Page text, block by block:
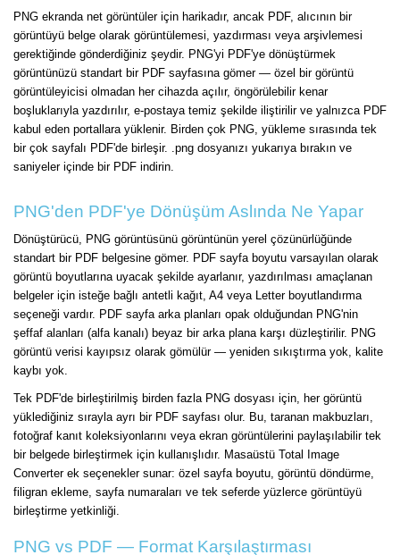
PNG ekranda net görüntüler için harikadır, ancak PDF, alıcının bir
görüntüyü belge olarak görüntülemesi, yazdırması veya arşivlemesi
gerektiğinde gönderdiğiniz şeydir. PNG'yi PDF'ye dönüştürmek
görüntünüzü standart bir PDF sayfasına gömer — özel bir görüntü
görüntüleyicisi olmadan her cihazda açılır, öngörülebilir kenar
boşluklarıyla yazdırılır, e-postaya temiz şekilde iliştirilir ve yalnızca PDF
kabul eden portallara yüklenir. Birden çok PNG, yükleme sırasında tek
bir çok sayfalı PDF'de birleşir. .png dosyanızı yukarıya bırakın ve
saniyeler içinde bir PDF indirin.
PNG'den PDF'ye Dönüşüm Aslında Ne Yapar
Dönüştürücü, PNG görüntüsünü görüntünün yerel çözünürlüğünde
standart bir PDF belgesine gömer. PDF sayfa boyutu varsayılan olarak
görüntü boyutlarına uyacak şekilde ayarlanır, yazdırılması amaçlanan
belgeler için isteğe bağlı antetli kağıt, A4 veya Letter boyutlandırma
seçeneği vardır. PDF sayfa arka planları opak olduğundan PNG'nin
şeffaf alanları (alfa kanalı) beyaz bir arka plana karşı düzleştirilir. PNG
görüntü verisi kayıpsız olarak gömülür — yeniden sıkıştırma yok, kalite
kaybı yok.
Tek PDF'de birleştirilmiş birden fazla PNG dosyası için, her görüntü
yüklediğiniz sırayla ayrı bir PDF sayfası olur. Bu, taranan makbuzları,
fotoğraf kanıt koleksiyonlarını veya ekran görüntülerini paylaşılabilir tek
bir belgede birleştirmek için kullanışlıdır. Masaüstü Total Image
Converter ek seçenekler sunar: özel sayfa boyutu, görüntü döndürme,
filigran ekleme, sayfa numaraları ve tek seferde yüzlerce görüntüyü
birleştirme yetkinliği.
PNG vs PDF — Format Karşılaştırması